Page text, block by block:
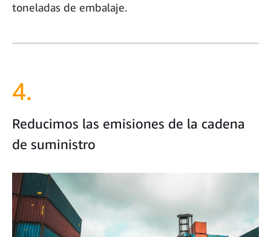
toneladas de embalaje.
4.
Reducimos las emisiones de la cadena
de suministro